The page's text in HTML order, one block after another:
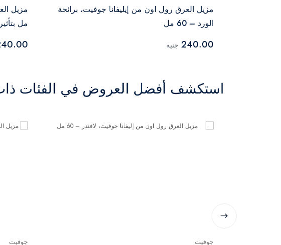
مزيل العرق رول اون من إيليفانا جوفيت، برائحة
الورد – 60 مل
240.00 جنيه
مل
استكشف أفضل العروض في الفئات
جوفيت جوفيت